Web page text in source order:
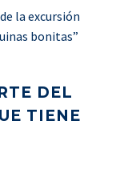
la excursión
bonitas”
DEL
TIENE